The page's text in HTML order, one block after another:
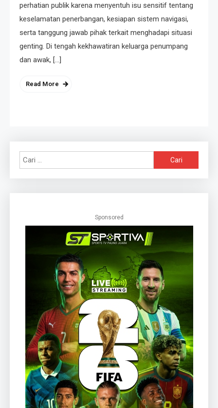
perhatian publik karena menyentuh isu sensitif tentang
keselamatan penerbangan, kesiapan sistem navigasi,
serta tanggung jawab pihak terkait menghadapi situasi
genting. Di tengah kekhawatiran keluarga penumpang
dan awak, […]
Read More
untuk:
Sponsored